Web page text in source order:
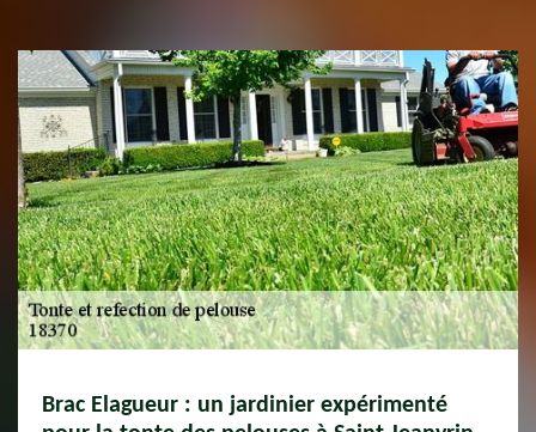
Brac Elagueur : un jardinier expérimenté